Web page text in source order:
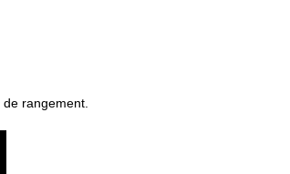
rangement.